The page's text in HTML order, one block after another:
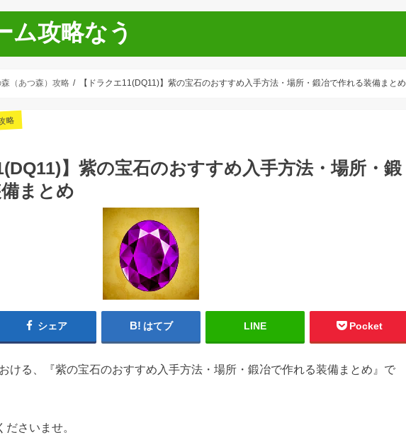
ム攻略なう
（あつ森）攻略 【ドラクエ11(DQ11)】紫の宝石のおすすめ入手方法・場所・鍛冶で作れる装備まとめ
略
】紫の宝石のおすすめ入手方法・場所・鍛
まとめ
シェア はてブ LINE Pocket
ける、『紫の宝石のおすすめ入手方法・場所・鍛冶で作れる装備まとめ』で
さいませ。